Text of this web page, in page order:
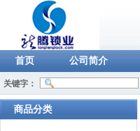
首页 公司简介
关键字：
商品分类